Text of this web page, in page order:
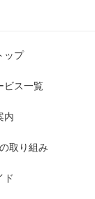
ップ
ビス一覧
内
取り組み
ド